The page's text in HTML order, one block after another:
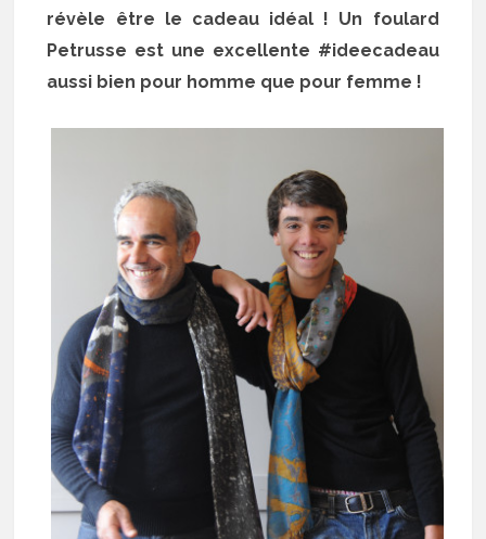
révèle être le cadeau idéal ! Un foulard
Petrusse est une excellente #ideecadeau
aussi bien pour homme que pour femme !